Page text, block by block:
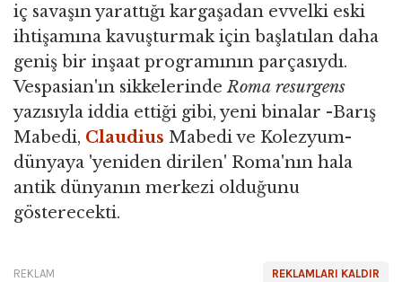
iç savaşın yarattığı kargaşadan evvelki eski
ihtişamına kavuşturmak için başlatılan daha
geniş bir inşaat programının parçasıydı.
Vespasian'ın sikkelerindeRoma resurgens
yazısıyla iddia ettiği gibi, yeni binalar -Barış
Mabedi, Claudius Mabedi ve Kolezyum-
dünyaya 'yeniden dirilen' Roma'nın hala
antik dünyanın merkezi olduğunu
gösterecekti.
REKLAMLARI KALDIR
REKLAM